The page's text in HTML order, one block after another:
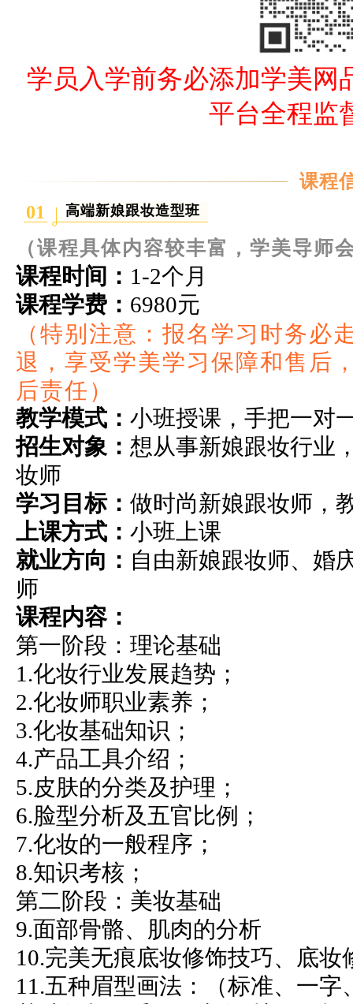
学员入学前务必添加学美网
平台全程监
课程
01
高端新娘跟妆造型班
（课程具体内容较丰富，学美导师
课程时间： 1-2个月
课程学费： 6980元
（特别注意：报名学习时务必
退，享受学美学习保障和售后
后责任）
教学模式： 小班授课，手把一对
招生对象 ： 想从事新娘跟妆行业
妆师
学习目标： 做时尚新娘跟妆师，
上课方式 ： 小班上课
就业方向 ： 自由新娘跟妆师、婚
师
课程内容：
第一阶段：理论基础
1.化妆行业发展趋势；
2.化妆师职业素养；
3.化妆基础知识；
4.产品工具介绍；
5.皮肤的分类及护理；
6.脸型分析及五官比例；
7.化妆的一般程序；
8.知识考核；
第二阶段：美妆基础
9.面部骨骼、肌肉的分析
10.完美无痕底妆修饰技巧、底妆
11.五种眉型画法：（标准、一